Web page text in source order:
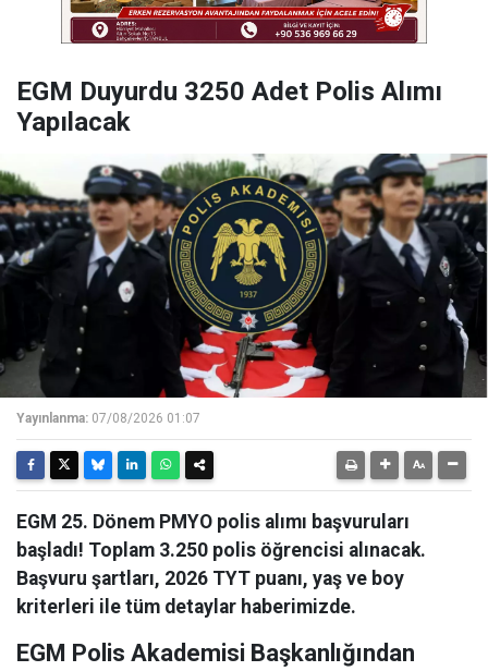
EGM Duyurdu 3250 Adet Polis Alımı
Yapılacak
Yayınlanma: 07/08/2026 01:07
EGM 25. Dönem PMYO polis alımı başvuruları
başladı! Toplam 3.250 polis öğrencisi alınacak.
Başvuru şartları, 2026 TYT puanı, yaş ve boy
kriterleri ile tüm detaylar haberimizde.
EGM Polis Akademisi Başkanlığından